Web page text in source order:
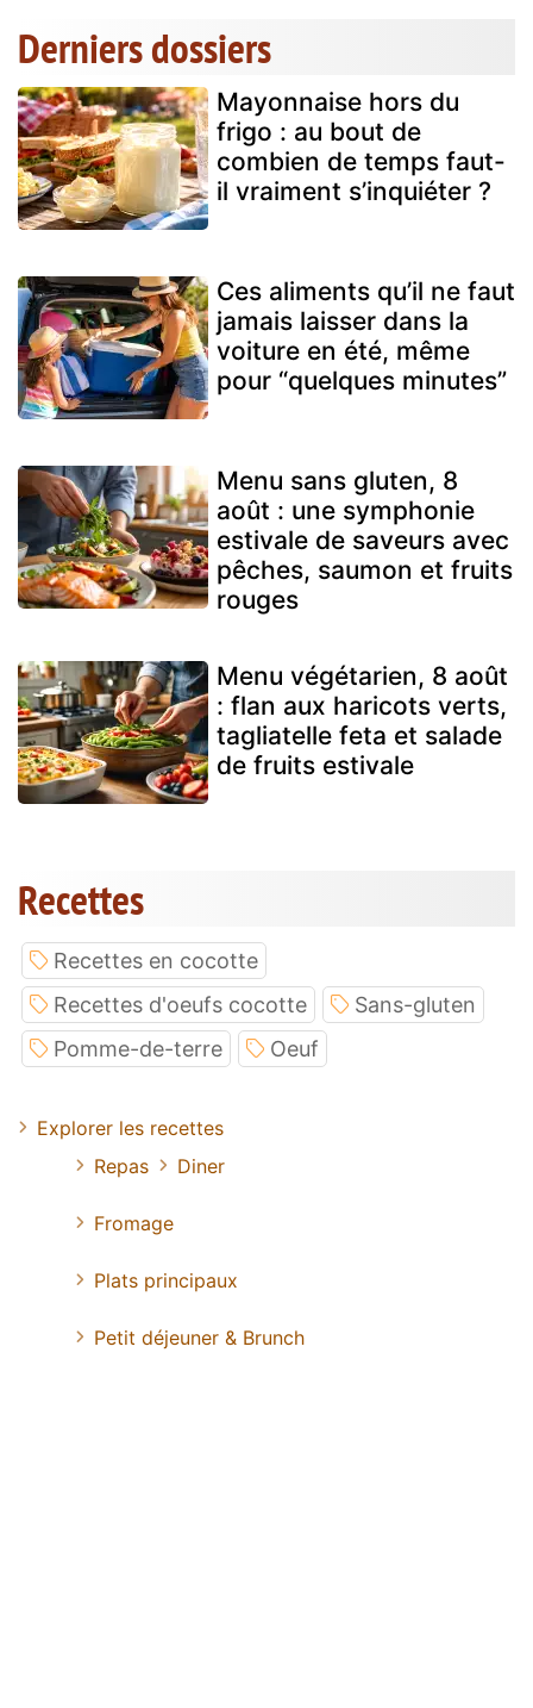
Derniers dossiers
Mayonnaise hors du
frigo : au bout de
combien de temps faut-
il vraiment s’inquiéter ?
Ces aliments qu’il ne faut
jamais laisser dans la
voiture en été, même
pour “quelques minutes”
Menu sans gluten, 8
août : une symphonie
estivale de saveurs avec
pêches, saumon et fruits
rouges
Menu végétarien, 8 août
: flan aux haricots verts,
tagliatelle feta et salade
de fruits estivale
Recettes
Recettes en cocotte
Recettes d'oeufs cocotte
Sans-gluten
Pomme-de-terre
Oeuf
Explorer les recettes
Repas
Diner
Fromage
Plats principaux
Petit déjeuner & Brunch